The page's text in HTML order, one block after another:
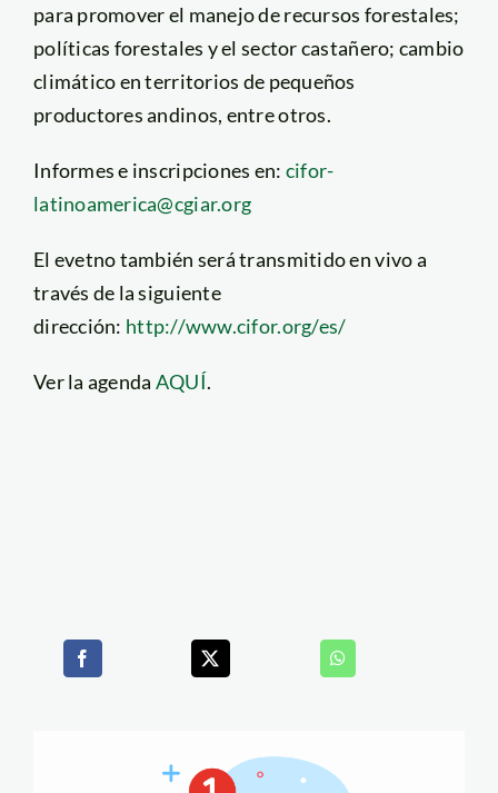
para promover el manejo de recursos forestales;
políticas forestales y el sector castañero; cambio
climático en territorios de pequeños
productores andinos, entre otros.
Informes e inscripciones en: cifor-
latinoamerica@cgiar.org
El evetno también será transmitido en vivo a
través de la siguiente
dirección: http://www.cifor.org/es/
Ver la agenda AQUÍ.